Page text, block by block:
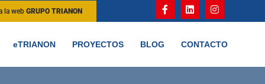
la web GRUPO TRIANON
eTRIANON PROYECTOS BLOG CONTACTO